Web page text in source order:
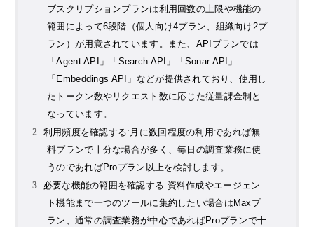
ブスクリプションプランは利用回数の上限や機能の
範囲によって6段階（個人向け4プラン、組織向け2プ
ラン）が用意されています。また、APIプランでは
「Agent API」「Search API」「Sonar API」
「Embeddings API」などが提供されており、使用し
たトークン数やリクエスト数に応じた従量課金制と
なっています。
利用頻度を確認する:月に数回程度の利用であれば無
料プランで十分な場合が多く、毎日の調査業務に使
うのであればProプラン以上を検討します。
必要な機能の範囲を確認する:資料作成やエージェン
ト機能まで一つのツールに集約したい場合はMaxプ
ラン、通常の調査業務が中心であればProプランで十